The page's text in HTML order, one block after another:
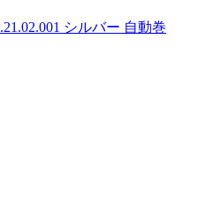
シルバー 自動巻